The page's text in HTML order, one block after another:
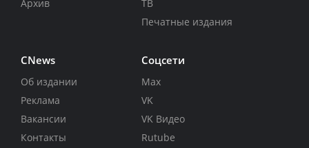
Архив
ТВ
Печатные издания
CNews
Об издании
Реклама
Вакансии
Контакты
Соцсети
Max
VK
VK Видео
Rutube